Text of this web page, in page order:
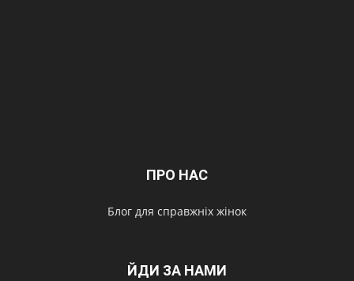
ПРО НАС
Блог для справжніх жінок
ЙДИ ЗА НАМИ